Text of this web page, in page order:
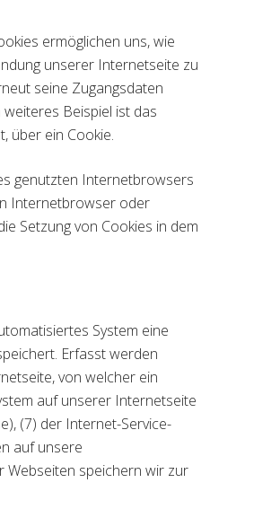
ermöglichen uns, wie
unserer Internetseite zu
seine Zugangsdaten
Beispiel ist das
über ein Cookie.
genutzten Internetbrowsers
Internetbrowser oder
Setzung von Cookies in dem
System eine
Erfasst werden
von welcher ein
auf unserer Internetseite
(7) der Internet-Service-
auf unsere
Webseiten speichern wir zur